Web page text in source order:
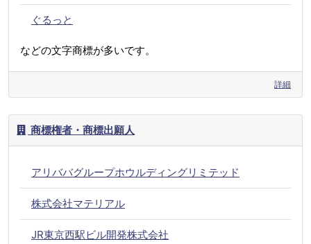
ぐるっと
などの文字商標が多いです。
詳細
商標権者・商標出願人
アリババグループホウルディングリミテッド
株式会社マテリアル
JR東京西駅ビル開発株式会社